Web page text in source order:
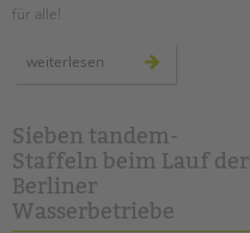
für alle!
weiterlesen
positionspapier
alle
Sieben tandem-
Staffeln beim Lauf der
Berliner
Wasserbetriebe